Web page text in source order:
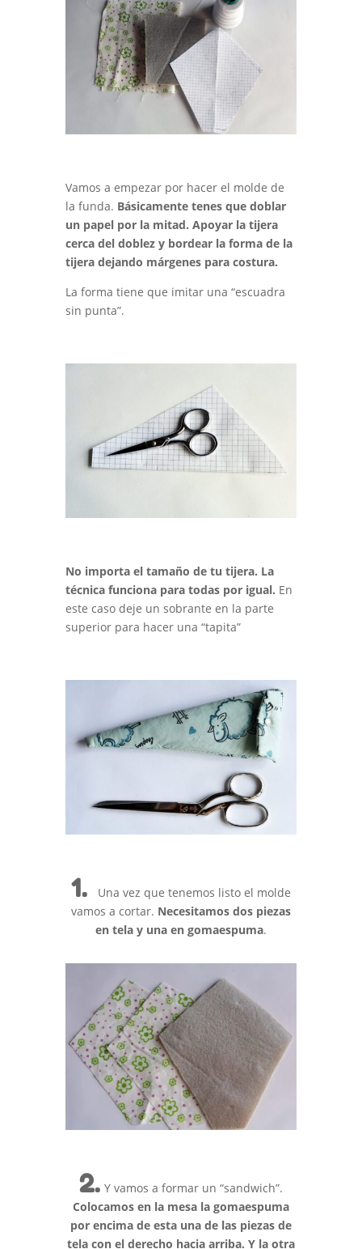
Vamos a empezar por hacer el molde de
la funda. Básicamente tenes que doblar
un papel por la mitad. Apoyar la tijera
cerca del doblez y bordear la forma de la
tijera dejando márgenes para costura.
La forma tiene que imitar una “escuadra
sin punta”.
No importa el tamaño de tu tijera. La
técnica funciona para todas por igual. En
este caso deje un sobrante en la parte
superior para hacer una “tapita”
1.
Una vez que tenemos listo el molde
vamos a cortar. Necesitamos dos piezas
en tela y una en gomaespuma.
2. Y vamos a formar un “sandwich”.
Colocamos en la mesa la gomaespuma
por encima de esta una de las piezas de
tela con el derecho hacia arriba. Y la otra